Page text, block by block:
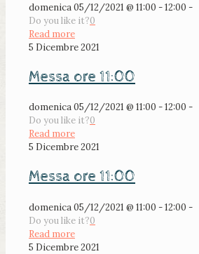
domenica 05/12/2021 @ 11:00 - 12:00 -
Do you like it?0
Read more
5 Dicembre 2021
Messa ore 11:00
domenica 05/12/2021 @ 11:00 - 12:00 -
Do you like it?0
Read more
5 Dicembre 2021
Messa ore 11:00
domenica 05/12/2021 @ 11:00 - 12:00 -
Do you like it?0
Read more
5 Dicembre 2021